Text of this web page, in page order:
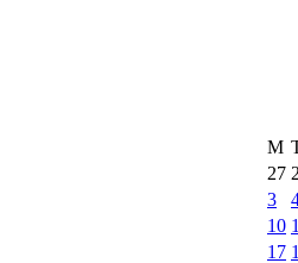
M
27
3
10
17